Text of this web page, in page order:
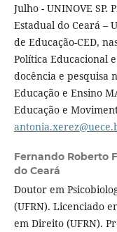
Julho - UNINOVE
Estadual do Ceará –
de Educação-CED,
Política Educacional
docência e pesquisa
Educação e Ensino
Educação e
Fernando Roberto
do Ceará
Doutor em
(UFRN). Licenciado
em Direito (UFRN).